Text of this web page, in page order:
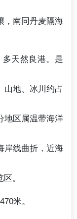
，南同丹麦隔海
天然良港。是
山地、冰川约占
地区属温带海洋
岸线曲折，近海
。
米。